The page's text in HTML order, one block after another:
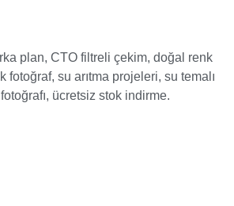
plan, CTO filtreli çekim, doğal renk
fotoğraf, su arıtma projeleri, su temalı
, ücretsiz stok indirme.